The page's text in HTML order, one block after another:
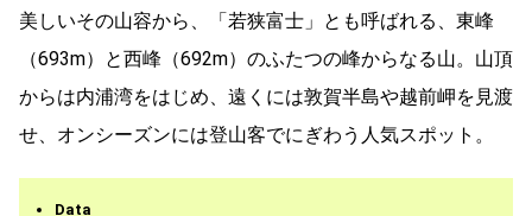
美しいその山容から、「若狭富士」とも呼ばれる、東峰
（693m）と西峰（692m）のふたつの峰からなる山。山頂
からは内浦湾をはじめ、遠くには敦賀半島や越前岬を見渡
せ、オンシーズンには登山客でにぎわう人気スポット。
Data